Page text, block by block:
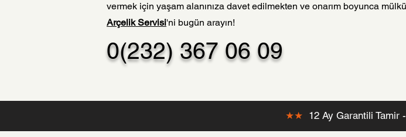
vermek için yaşam alanınıza davet edilmekten ve onarım boyunca
Arçelik Servisi'ni bugün arayın!
0(232) 367 06 09
★★ 12 Ay Garantili Tamir